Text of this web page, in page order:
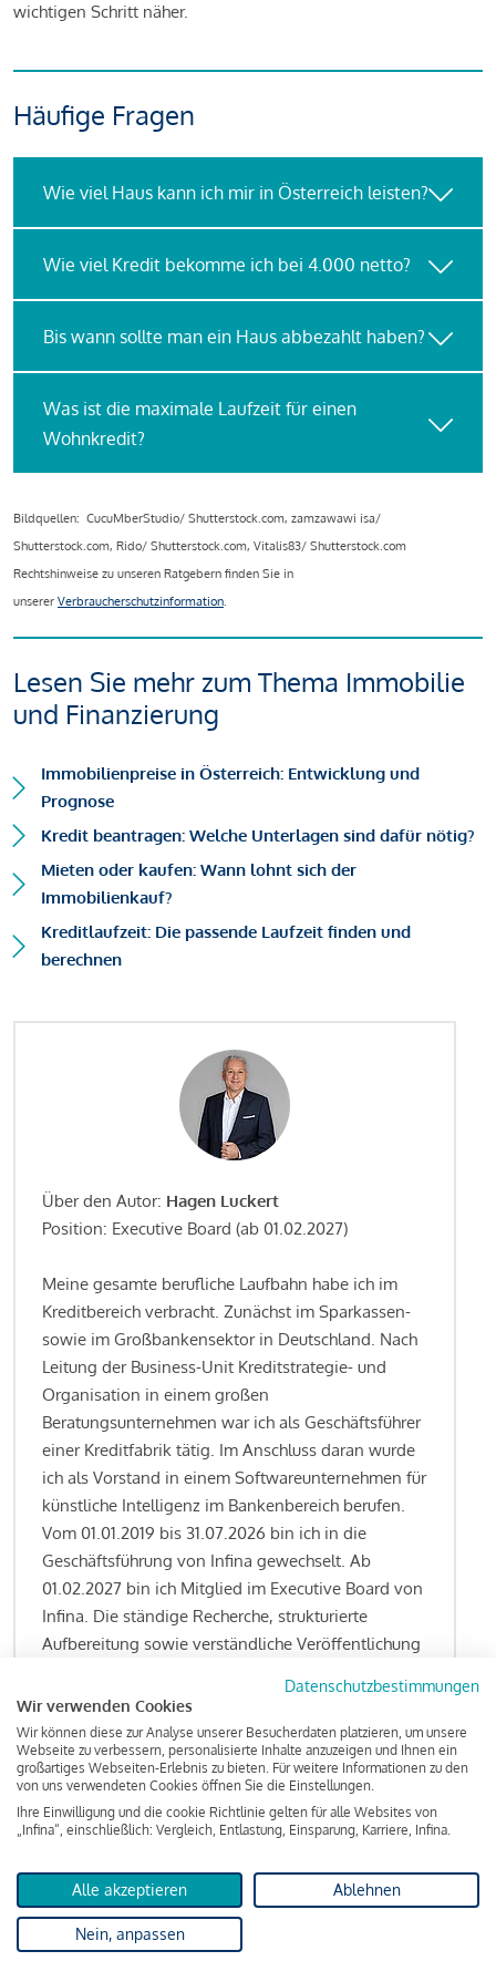
wichtigen Schritt näher.
Häufige Fragen
Wie viel Haus kann ich mir in Österreich leisten?
Wie viel Kredit bekomme ich bei 4.000 netto?
Bis wann sollte man ein Haus abbezahlt haben?
Was ist die maximale Laufzeit für einen
Wohnkredit?
Bildquellen: CucuMberStudio/ Shutterstock.com, zamzawawi isa/
Shutterstock.com, Rido/ Shutterstock.com, Vitalis83/ Shutterstock.com
Rechtshinweise zu unseren Ratgebern finden Sie in
unserer Verbraucherschutzinformation.
Lesen Sie mehr zum Thema Immobilie
und Finanzierung
Immobilienpreise in Österreich: Entwicklung und
Prognose
Kredit beantragen: Welche Unterlagen sind dafür nötig?
Mieten oder kaufen: Wann lohnt sich der
Immobilienkauf?
Kreditlaufzeit: Die passende Laufzeit finden und
berechnen
Über den Autor: Hagen Luckert
Position: Executive Board (ab 01.02.2027)
Meine gesamte berufliche Laufbahn habe ich im
Kreditbereich verbracht. Zunächst im Sparkassen-
sowie im Großbankensektor in Deutschland. Nach
Leitung der Business-Unit Kreditstrategie- und
Organisation in einem großen
Beratungsunternehmen war ich als Geschäftsführer
einer Kreditfabrik tätig. Im Anschluss daran wurde
ich als Vorstand in einem Softwareunternehmen für
künstliche Intelligenz im Bankenbereich berufen.
Vom 01.01.2019 bis 31.07.2026 bin ich in die
Geschäftsführung von Infina gewechselt. Ab
01.02.2027 bin ich Mitglied im Executive Board von
Infina. Die ständige Recherche, strukturierte
Aufbereitung sowie verständliche Veröffentlichung
Kreditgeschäft gehören zu den wesentlichen
Schwerpunktsetzungen meiner Funktion.
Lesen Sie meine Finanzierungs-Tipps
KreditindexDas Wohnkredit Barometer
Datenschutzbestimmungen
Wir verwenden Cookies
Wir können diese zur Analyse unserer Besucherdaten platzieren, um unsere
Webseite zu verbessern, personalisierte Inhalte anzuzeigen und Ihnen ein
großartiges Webseiten-Erlebnis zu bieten. Für weitere Informationen zu den
von uns verwendeten Cookies öffnen Sie die Einstellungen.
Ihre Einwilligung und die cookie Richtlinie gelten für alle Websites von
„Infina“, einschließlich: Vergleich, Entlastung, Einsparung, Karriere, Infina.
Alle akzeptieren Ablehnen
Nein, anpassen